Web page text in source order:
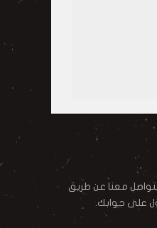
معنا عن طريق
على جوابك.